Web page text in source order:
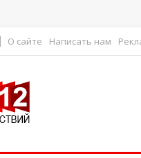
О сайте Написать нам